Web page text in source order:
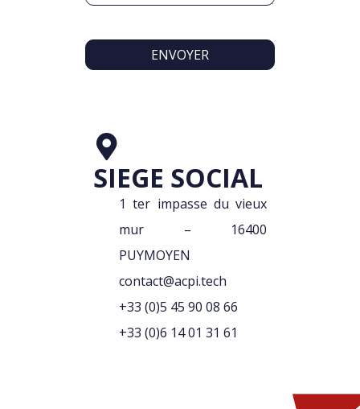
SIEGE SOCIAL
1 ter impasse du vieux
mur – 16400
PUYMOYEN
contact@acpi.tech
+33 (0)5 45 90 08 66
+33 (0)6 14 01 31 61